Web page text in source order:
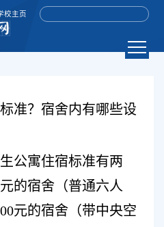
校主页
准？宿舍内有哪些设
公寓住宿标准有两
的宿舍（普通六人
元的宿舍（带中央空